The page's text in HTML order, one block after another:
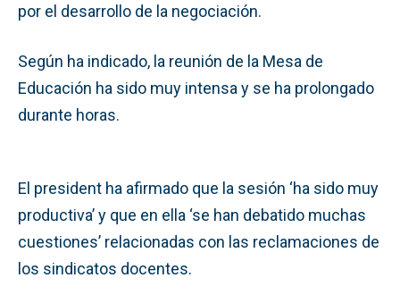
por el desarrollo de la negociación.
Según ha indicado, la reunión de la Mesa de
Educación ha sido muy intensa y se ha prolongado
durante horas.
El president ha afirmado que la sesión ‘ha sido muy
productiva’ y que en ella ‘se han debatido muchas
cuestiones’ relacionadas con las reclamaciones de
los sindicatos docentes.